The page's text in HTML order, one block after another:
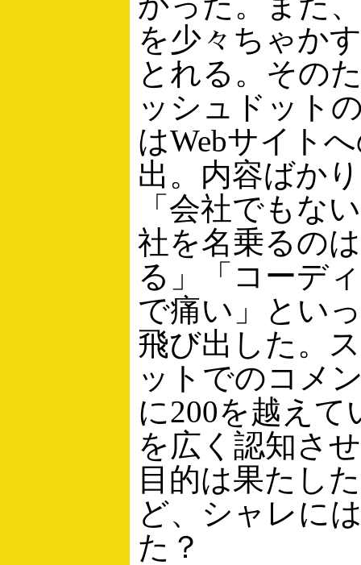
を少々ちゃか
とれる。その
ッシュドット
はWebサイト
出。内容ばか
「会社でもな
社を名乗るの
る」「コーデ
で痛い」とい
飛び出した。
ットでのコメ
に200を越えて
を広く認知さ
目的は果たし
ど、シャレに
た？